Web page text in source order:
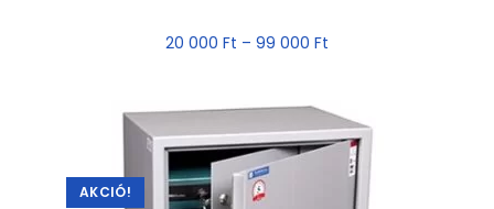
20 000 Ft – 99 000 Ft
AKCIÓ!